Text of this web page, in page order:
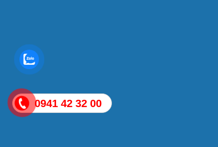
0941 42 32 00